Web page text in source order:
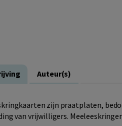
Auteur(s)
zijn praatplaten,
van vrijwilligers.